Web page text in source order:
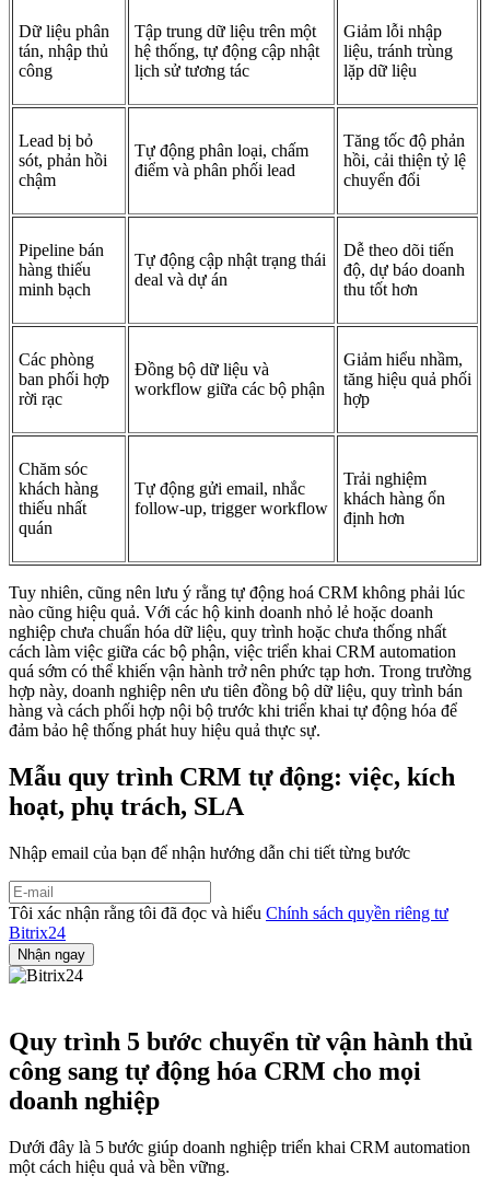
Dữ liệu phân
tán, nhập thủ
công
Tập trung dữ liệu trên một
hệ thống, tự động cập nhật
lịch sử tương tác
Giảm lỗi nhập
liệu, tránh trùng
lặp dữ liệu
Lead bị bỏ
sót, phản hồi
chậm
Tự động phân loại, chấm
điểm và phân phối lead
Tăng tốc độ phản
hồi, cải thiện tỷ lệ
chuyển đổi
Pipeline bán
hàng thiếu
minh bạch
Tự động cập nhật trạng thái
deal và dự án
Dễ theo dõi tiến
độ, dự báo doanh
thu tốt hơn
Các phòng
ban phối hợp
rời rạc
Đồng bộ dữ liệu và
workflow giữa các bộ phận
Giảm hiểu nhầm,
tăng hiệu quả phối
hợp
Chăm sóc
khách hàng
thiếu nhất
quán
Tự động gửi email, nhắc
follow-up, trigger workflow
Trải nghiệm
khách hàng ổn
định hơn
Tuy nhiên, cũng nên lưu ý rằng tự động hoá CRM không phải lúc
nào cũng hiệu quả. Với các hộ kinh doanh nhỏ lẻ hoặc doanh
nghiệp chưa chuẩn hóa dữ liệu, quy trình hoặc chưa thống nhất
cách làm việc giữa các bộ phận, việc triển khai CRM automation
quá sớm có thể khiến vận hành trở nên phức tạp hơn. Trong trường
hợp này, doanh nghiệp nên ưu tiên đồng bộ dữ liệu, quy trình bán
hàng và cách phối hợp nội bộ trước khi triển khai tự động hóa để
đảm bảo hệ thống phát huy hiệu quả thực sự.
Mẫu quy trình CRM tự động: việc, kích
hoạt, phụ trách, SLA
Nhập email của bạn để nhận hướng dẫn chi tiết từng bước
Tôi xác nhận rằng tôi đã đọc và hiểu Chính sách quyền riêng tư
Bitrix24
Quy trình 5 bước chuyển từ vận hành thủ
công sang tự động hóa CRM cho mọi
doanh nghiệp
Dưới đây là 5 bước giúp doanh nghiệp triển khai CRM automation
một cách hiệu quả và bền vững.